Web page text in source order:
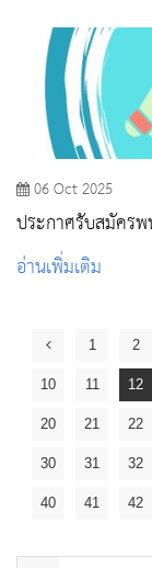
06 Oct 2025
ประกาศรับสมัครพ
อ่านเพิ่มเติม
1 2
10 11 12
20 21 22
30 31 32
40 41 42